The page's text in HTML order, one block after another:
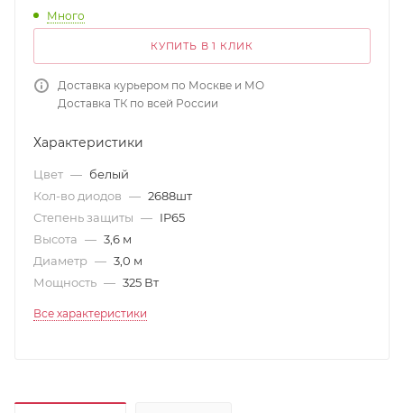
Много
КУПИТЬ В 1 КЛИК
Доставка курьером по Москве и МО
Доставка ТК по всей России
Характеристики
Цвет — белый
Кол-во диодов — 2688шт
Степень защиты — IP65
Высота — 3,6 м
Диаметр — 3,0 м
Мощность — 325 Вт
Все характеристики